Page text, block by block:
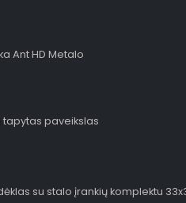
Ant HD Metalo
tapytas paveikslas
su stalo įrankių komplektu